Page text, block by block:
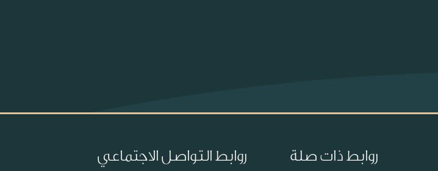
روابط ذات صلة روابط التواصل الاجتماعي